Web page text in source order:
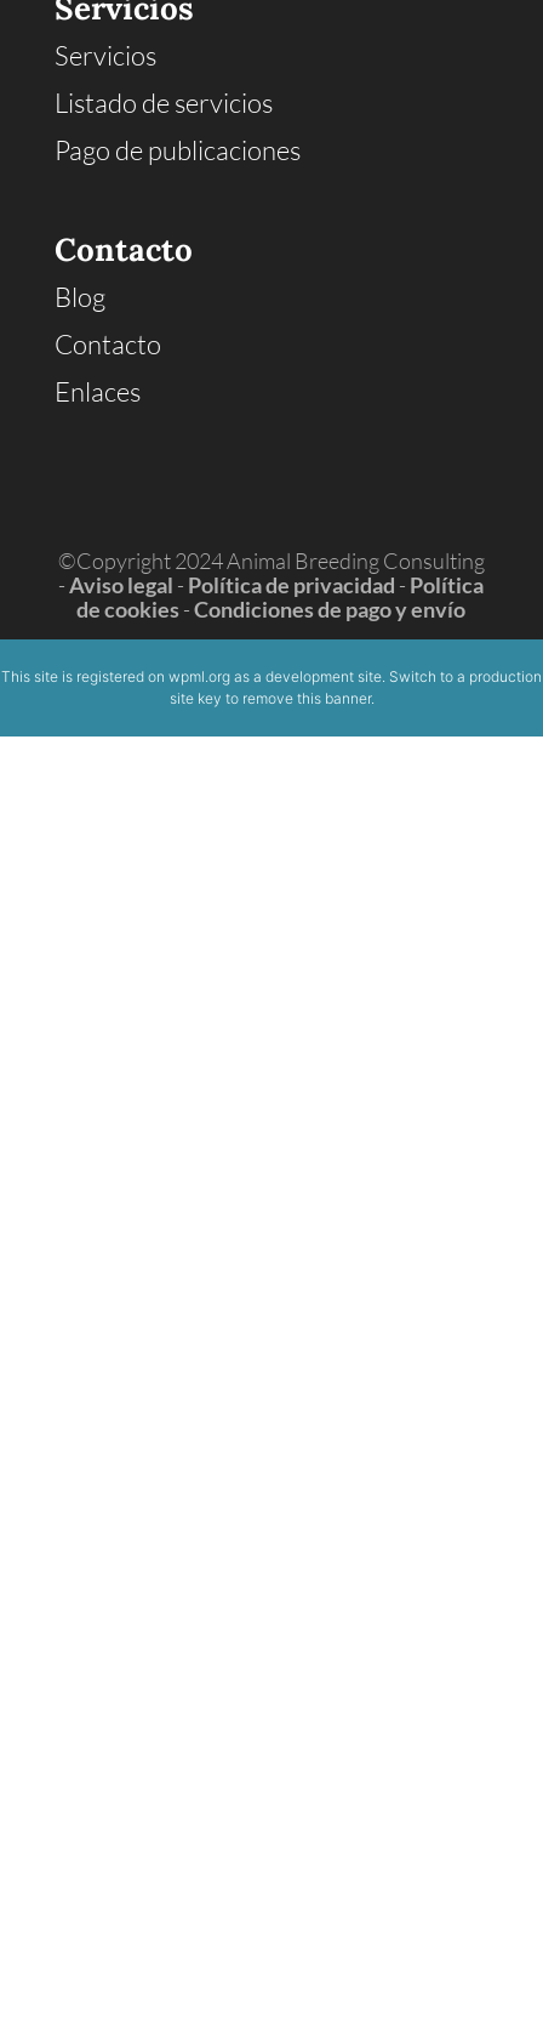
Servicios
Servicios
Listado de servicios
Pago de publicaciones
Contacto
Blog
Contacto
Enlaces
©Copyright 2024 Animal Breeding Consulting
-Aviso legal - Política de privacidad - Política
de cookies-Condiciones de pago y envío
This site is registered on wpml.org as a development site. Switch to a production
site key to remove this banner.